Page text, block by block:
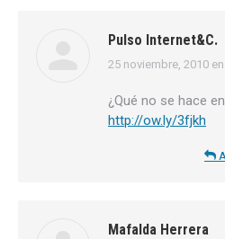
Pulso Internet&C.
dice:
25 noviembre, 2010
¿Qué no se hace
http://ow.ly/3fjkh
Mafalda Herrera